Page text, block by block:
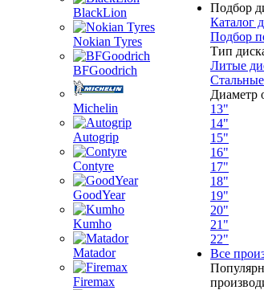
BlackLion
Nokian Tyres
BFGoodrich
Michelin
Autogrip
Contyre
GoodYear
Kumho
Matador
Firemax
Подбор
Каталог
Подбор
Тип
Литые
Диаметр
13"
14"
15"
16"
17"
18"
19"
20"
21"
22"
Все